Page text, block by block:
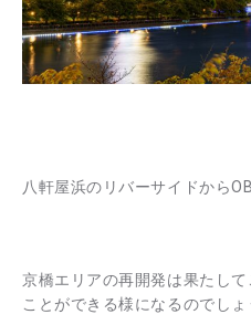
八軒屋浜のリバーサイドから
京橋エリアの再開発は果たし
ことができる様になるのでしょ